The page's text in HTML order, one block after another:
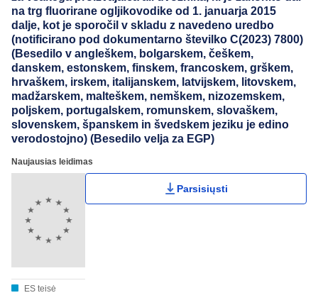
na trg fluorirane ogljikovodike od 1. januarja 2015
dalje, kot je sporočil v skladu z navedeno uredbo
(notificirano pod dokumentarno številko C(2023) 7800)
(Besedilo v angleškem, bolgarskem, češkem,
danskem, estonskem, finskem, francoskem, grškem,
hrvaškem, irskem, italijanskem, latvijskem, litovskem,
madžarskem, malteškem, nemškem, nizozemskem,
poljskem, portugalskem, romunskem, slovaškem,
slovenskem, španskem in švedskem jeziku je edino
verodostojno) (Besedilo velja za EGP)
Naujausias leidimas
ES teisė
Parsisiųsti